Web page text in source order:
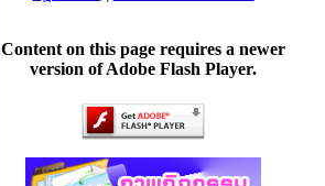
Content on this page requires a newer
version of Adobe Flash Player.